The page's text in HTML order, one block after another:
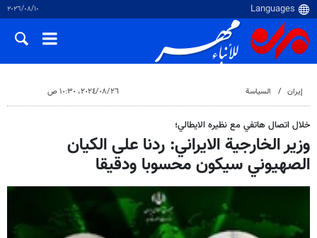
١٠‏/٠٨‏/٢٠٢٦
إيران السياسة ٢٦‏/٠٨‏/٢٠٢٤، ١٠:٣٠ ص
خلال اتصال هاتفي مع نظيره الايطالي؛
وزير الخارجية الايراني: ردنا على الكيان
الصهيوني سيكون محسوبا ودقيقا